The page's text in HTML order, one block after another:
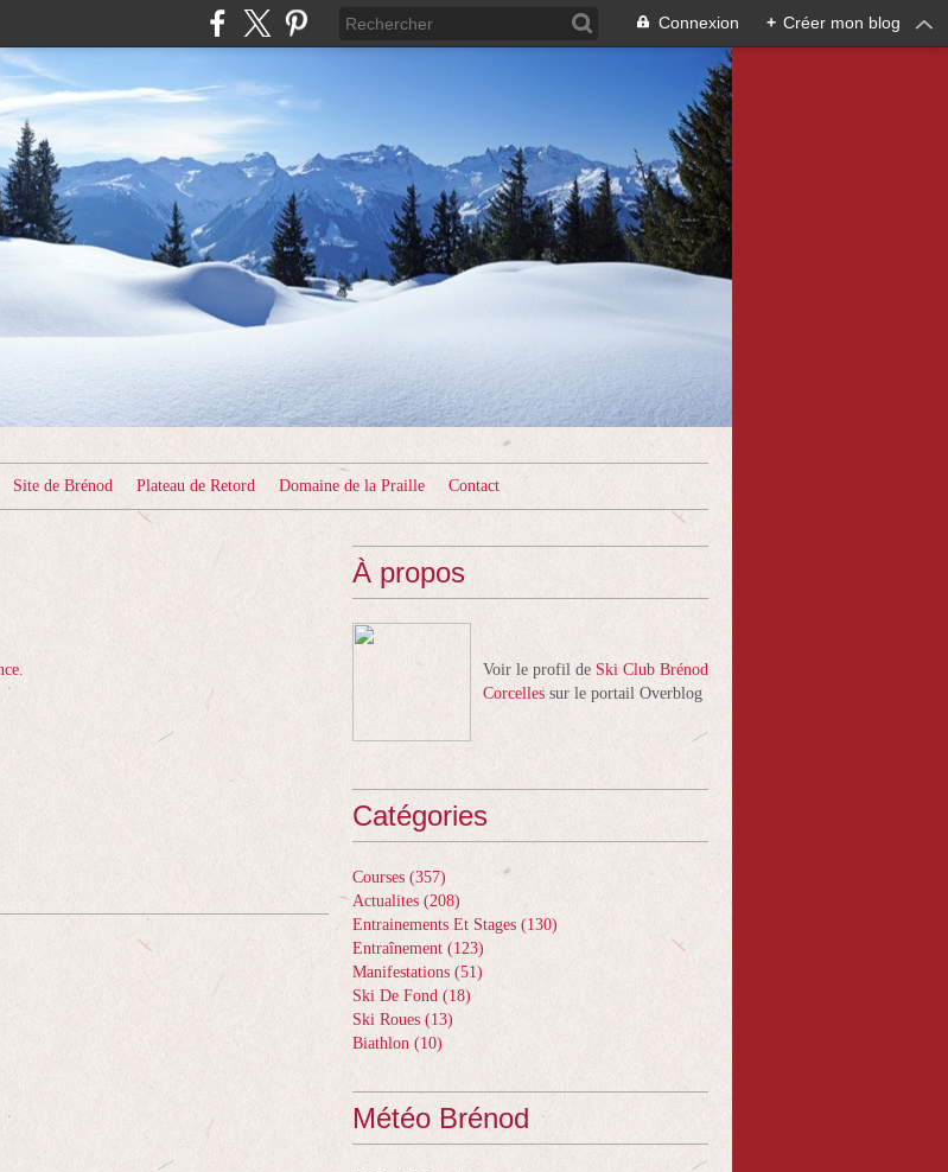
Connexion + Créer mon blog
Site de Brénod Plateau de Retord Domaine de la Praille Contact
À propos
Voir le profil de Ski Club Brénod
Corcelles sur le portail Overblog
Catégories
Courses (357)
Actualites (208)
Entrainements Et Stages (130)
Entraînement (123)
Manifestations (51)
Ski De Fond (18)
Ski Roues (13)
Biathlon (10)
Météo Brénod